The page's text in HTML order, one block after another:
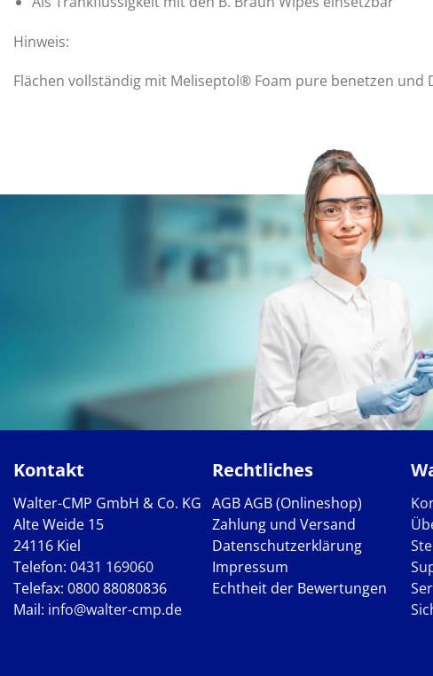
Hinweis:
Flächen vollständig mit Meliseptol® Foam pure benetzen
Kontakt
Walter-CMP GmbH & Co. KG
Alte Weide 15
24116 Kiel
Telefon: 0431 169060
Telefax: 0800 88080836
Mail: info@walter-cmp.de
Rechtliches
AGBAGB (Onlineshop)
Zahlung und Versand
Datenschutzerklärung
Impressum
Echtheit der Bewertungen